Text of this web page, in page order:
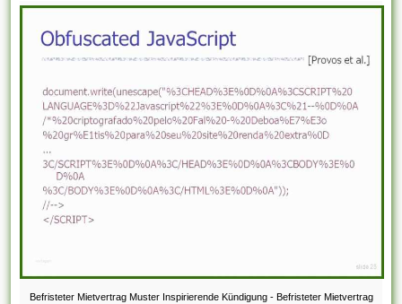
Befristeter Mietvertrag Muster Inspirierende Kündigung - Befristeter Mietvertrag